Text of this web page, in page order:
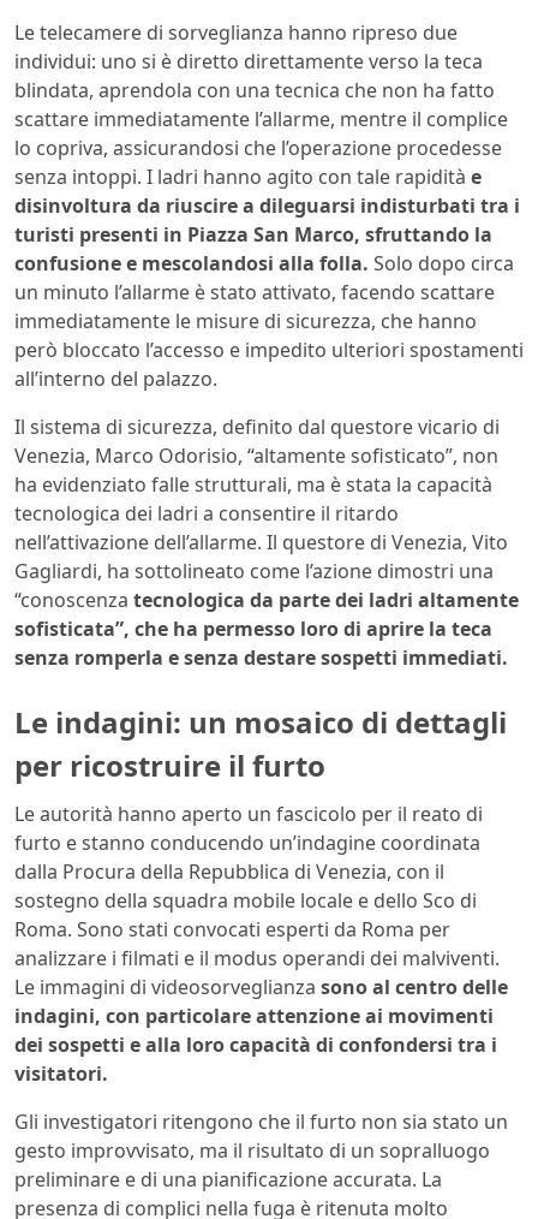
Le telecamere di sorveglianza hanno ripreso due
individui: uno si è diretto direttamente verso la teca
blindata, aprendola con una tecnica che non ha fatto
scattare immediatamente l’allarme, mentre il complice
lo copriva, assicurandosi che l’operazione procedesse
senza intoppi. I ladri hanno agito con tale rapidità e
disinvoltura da riuscire a dileguarsi indisturbati tra i
turisti presenti in Piazza San Marco, sfruttando la
confusione e mescolandosi alla folla. Solo dopo circa
un minuto l’allarme è stato attivato, facendo scattare
immediatamente le misure di sicurezza, che hanno
però bloccato l’accesso e impedito ulteriori spostamenti
all’interno del palazzo.
Il sistema di sicurezza, definito dal questore vicario di
Venezia, Marco Odorisio, “altamente sofisticato”, non
ha evidenziato falle strutturali, ma è stata la capacità
tecnologica dei ladri a consentire il ritardo
nell’attivazione dell’allarme. Il questore di Venezia, Vito
Gagliardi, ha sottolineato come l’azione dimostri una
“conoscenza tecnologica da parte dei ladri altamente
sofisticata”, che ha permesso loro di aprire la teca
senza romperla e senza destare sospetti immediati.
Le indagini: un mosaico di dettagli
per ricostruire il furto
Le autorità hanno aperto un fascicolo per il reato di
furto e stanno conducendo un’indagine coordinata
dalla Procura della Repubblica di Venezia, con il
sostegno della squadra mobile locale e dello Sco di
Roma. Sono stati convocati esperti da Roma per
analizzare i filmati e il modus operandi dei malviventi.
Le immagini di videosorveglianza sono al centro delle
indagini, con particolare attenzione ai movimenti
dei sospetti e alla loro capacità di confondersi tra i
visitatori.
Gli investigatori ritengono che il furto non sia stato un
gesto improvvisato, ma il risultato di un sopralluogo
preliminare e di una pianificazione accurata. La
presenza di complici nella fuga è ritenuta molto